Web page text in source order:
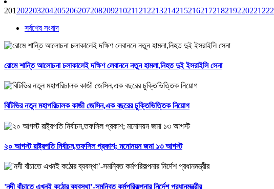
201 202203204205206207208209210211 212213214215216217218219220221 222
সর্বশেষ সংবাদ
রোমে শান্তি আলোচনা চলাকালেই দক্ষিণ লেবাননে নতুন হামলা,নিহত দুই ইসরাইলি সেনা
বিটিভির নতুন মহাপরিচালক কাজী জেসিন,এক বছরের চুক্তিভিত্তিক নিয়োগ
২০ আগস্ট রাষ্ট্রপতি নির্বাচন,তফসিল প্রকাশ; মনোনয়ন জমা ১৩ আগস্ট
'নদী বাঁচাতে এখনই কঠোর ব্যবস্থা’-সমন্বিত কর্মপরিকল্পনার নির্দেশ প্রধানমন্ত্রীর